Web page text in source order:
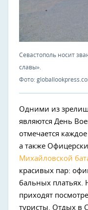
Севастополь носит
славы».
Фото:
Одними из
являются День
отмечается
а также
Михайловской
красивых пар:
бальных платьях.
приходят
туристы. Отдых в